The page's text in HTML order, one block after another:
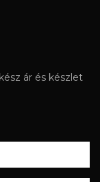
ár és készlet